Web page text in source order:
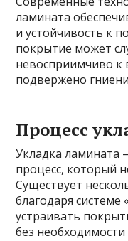
ламината
и устойчивость к
покрытие может
невосприимчиво к
подвержено
Процесс
Укладка ламината
процесс, который
Существует
благодаря
устраивать
без необходимости